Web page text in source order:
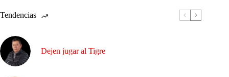
Tendencias
Dejen jugar al Tigre